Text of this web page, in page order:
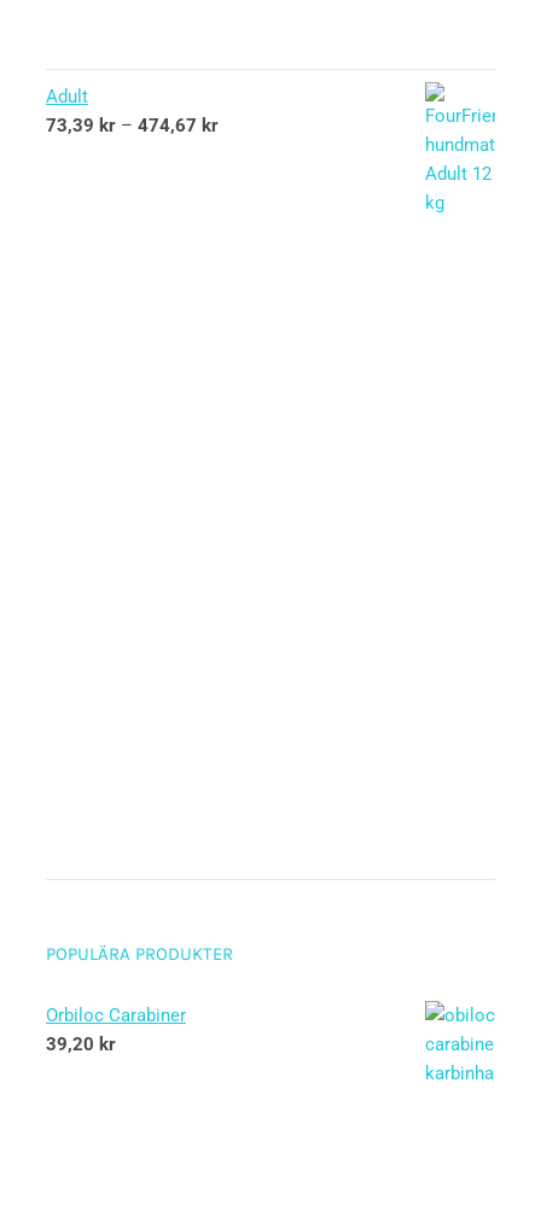
Adult
73,39 kr – 474,67 kr
POPULÄRA PRODUKTER
Orbiloc Carabiner
39,20 kr